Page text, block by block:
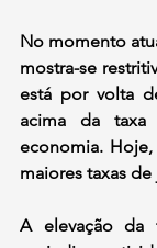
No momento
mostra-se
está por volta
acima da
economia.
maiores taxas
A elevação da